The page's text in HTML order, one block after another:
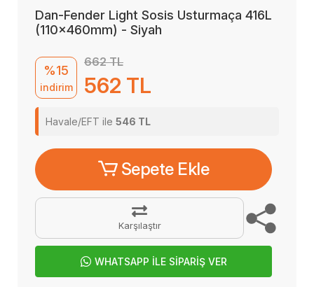
Dan-Fender Light Sosis Usturmaça 416L
(110x460mm) - Siyah
%15
indirim
662 TL
562 TL
Havale/EFT ile 546 TL
Sepete Ekle
Karşılaştır
WHATSAPP İLE SİPARİŞ VER